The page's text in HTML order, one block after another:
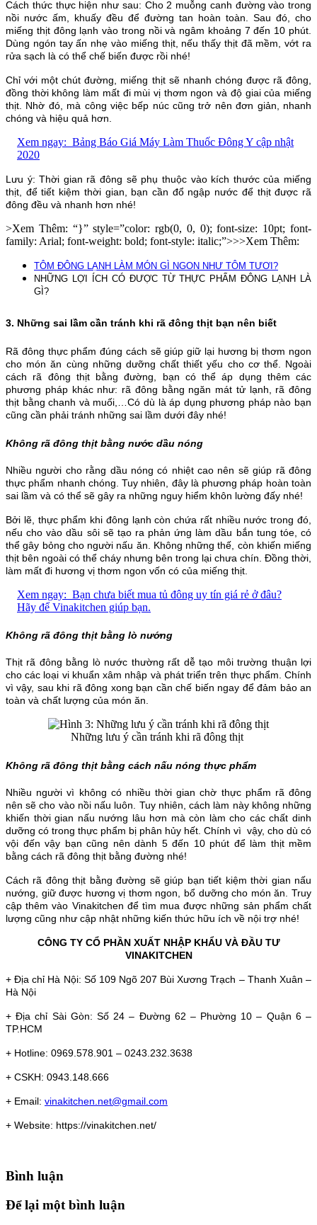
Cách thức thực hiện như sau: Cho 2 muỗng canh đường vào trong
nồi nước ấm, khuấy đều để đường tan hoàn toàn. Sau đó, cho
miếng thịt đông lạnh vào trong nồi và ngâm khoảng 7 đến 10 phút.
Dùng ngón tay ấn nhẹ vào miếng thịt, nếu thấy thịt đã mềm, vớt ra
rửa sạch là có thể chế biến được rồi nhé!
Chỉ với một chút đường, miếng thịt sẽ nhanh chóng được rã đông,
đồng thời không làm mất đi mùi vị thơm ngon và độ giai của miếng
thịt. Nhờ đó, mà công việc bếp núc cũng trở nên đơn giản, nhanh
chóng và hiệu quả hơn.
Xem ngay: Bảng Báo Giá Máy Làm Thuốc Đông Y cập nhật
2020
Lưu ý: Thời gian rã đông sẽ phụ thuộc vào kích thước của miếng
thịt, để tiết kiệm thời gian, bạn cần đổ ngập nước để thịt được rã
đông đều và nhanh hơn nhé!
>Xem Thêm: “}” style=”color: rgb(0, 0, 0); font-size: 10pt; font-
family: Arial; font-weight: bold; font-style: italic;”>>>Xem Thêm:
TÔM ĐÔNG LẠNH LÀM MÓN GÌ NGON NHƯ TÔM TƯƠI?
NHỮNG LỢI ÍCH CÓ ĐƯỢC TỪ THỰC PHẨM ĐÔNG LẠNH LÀ
GÌ?
3. Những sai lầm cần tránh khi rã đông thịt bạn nên biết
Rã đông thực phẩm đúng cách sẽ giúp giữ lại hương bị thơm ngon
cho món ăn cùng những dưỡng chất thiết yếu cho cơ thể. Ngoài
cách rã đông thịt bằng đường, bạn có thể áp dụng thêm các
phương pháp khác như: rã đông bằng ngăn mát tử lạnh, rã đông
thịt bằng chanh và muối,…Có dù là áp dụng phương pháp nào bạn
cũng cần phải tránh những sai lầm dưới đây nhé!
Không rã đông thịt bằng nước dầu nóng
Nhiều người cho rằng dầu nóng có nhiệt cao nên sẽ giúp rã đông
thực phẩm nhanh chóng. Tuy nhiên, đây là phương pháp hoàn toàn
sai lầm và có thể sẽ gây ra những nguy hiểm khôn lường đấy nhé!
Bởi lẽ, thực phẩm khi đông lạnh còn chứa rất nhiều nước trong đó,
nếu cho vào dầu sôi sẽ tạo ra phản ứng làm dầu bắn tung tóe, có
thể gây bỏng cho người nấu ăn. Không những thế, còn khiến miếng
thịt bên ngoài có thể cháy nhưng bên trong lại chưa chín. Đồng thời,
làm mất đi hương vị thơm ngon vốn có của miếng thịt.
Xem ngay: Bạn chưa biết mua tủ đông uy tín giá rẻ ở đâu?
Hãy để Vinakitchen giúp bạn.
Không rã đông thịt bằng lò nướng
Thịt rã đông bằng lò nước thường rất dễ tạo môi trường thuận lợi
cho các loại vi khuẩn xâm nhập và phát triển trên thực phẩm. Chính
vì vậy, sau khi rã đông xong bạn cần chế biến ngay để đảm bảo an
toàn và chất lượng của món ăn.
Những lưu ý cần tránh khi rã đông thịt
Không rã đông thịt bằng cách nấu nóng thực phẩm
Nhiều người vì không có nhiều thời gian chờ thực phẩm rã đông
nên sẽ cho vào nồi nấu luôn. Tuy nhiên, cách làm này không những
khiến thời gian nấu nướng lâu hơn mà còn làm cho các chất dinh
dưỡng có trong thực phẩm bị phân hủy hết. Chính vì vậy, cho dù có
vội đến vậy bạn cũng nên dành 5 đến 10 phút để làm thịt mềm
bằng cách rã đông thịt bằng đường nhé!
Cách rã đông thịt bằng đường sẽ giúp bạn tiết kiệm thời gian nấu
nướng, giữ được hương vị thơm ngon, bổ dưỡng cho món ăn. Truy
cập thêm vào Vinakitchen để tìm mua được những sản phẩm chất
lượng cũng như cập nhật những kiến thức hữu ích về nội trợ nhé!
CÔNG TY CỔ PHẦN XUẤT NHẬP KHẨU VÀ ĐẦU TƯ
VINAKITCHEN
+ Địa chỉ Hà Nội: Số 109 Ngõ 207 Bùi Xương Trạch – Thanh Xuân –
Hà Nội
+ Địa chỉ Sài Gòn: Số 24 – Đường 62 – Phường 10 – Quận 6 –
TP.HCM
+ Hotline: 0969.578.901 – 0243.232.3638
+ CSKH: 0943.148.666
+ Email: vinakitchen.net@gmail.com
+ Website: https://vinakitchen.net/
Bình luận
Để lại một bình luận